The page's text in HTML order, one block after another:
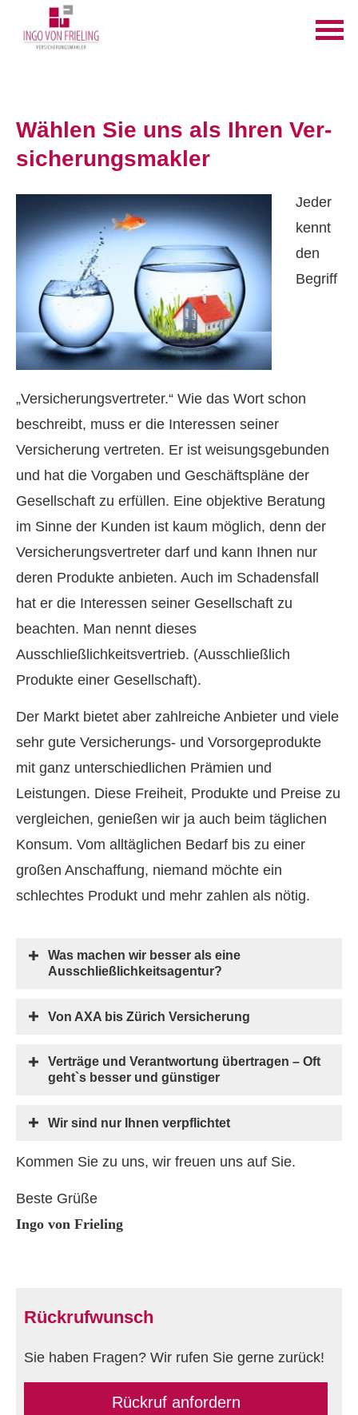
Wählen Sie uns als Ihren Ver­
sicherungs­makler
Jeder
kennt
den
Begriff
„Versicherungsvertreter.“ Wie das Wort schon
beschreibt, muss er die Interessen seiner
Versicherung vertreten. Er ist weisungsgebunden
und hat die Vorgaben und Geschäftspläne der
Gesellschaft zu erfüllen. Eine objektive Beratung
im Sinne der Kunden ist kaum möglich, denn der
Versicherungsvertreter darf und kann Ihnen nur
deren Produkte anbieten. Auch im Schadensfall
hat er die Interessen seiner Gesellschaft zu
beachten. Man nennt dieses
Ausschließlichkeitsvertrieb. (Ausschließlich
Produkte einer Gesellschaft).
Der Markt bietet aber zahlreiche Anbieter und viele
sehr gute Versicherungs- und Vorsorgeprodukte
mit ganz unterschiedlichen Prämien und
Leistungen. Diese Freiheit, Produkte und Preise zu
ver­gleichen, genießen wir ja auch beim täglichen
Konsum. Vom alltäglichen Bedarf bis zu einer
großen Anschaffung, niemand möchte ein
schlechtes Produkt und mehr zahlen als nötig.
Was machen wir besser als eine
Ausschließlichkeitsagentur?
Von AXA bis Zürich Versicherung
Verträge und Verantwortung übertragen – Oft
geht`s besser und günstiger
Wir sind nur Ihnen verpflichtet
Kommen Sie zu uns, wir freuen uns auf Sie.
Beste Grüße
Ingo von Frieling
Rückrufwunsch
Sie haben Fragen? Wir rufen Sie gerne zurück!
Rückruf anfordern